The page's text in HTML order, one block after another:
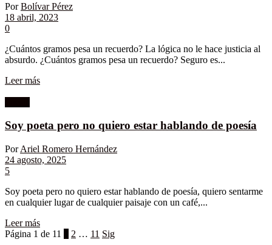
Por Bolívar Pérez
18 abril, 2023
0
¿Cuántos gramos pesa un recuerdo? La lógica no le hace justicia al
absurdo. ¿Cuántos gramos pesa un recuerdo? Seguro es...
Leer más
Soy poeta pero no quiero estar hablando de poesía
Por Ariel Romero Hernández
24 agosto, 2025
5
Soy poeta pero no quiero estar hablando de poesía, quiero sentarme
en cualquier lugar de cualquier paisaje con un café,...
Leer más
Página 1 de 11
2 … 11 Sig